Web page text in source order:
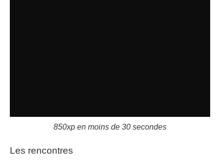
850xp en moins de 30 secondes
Les rencontres